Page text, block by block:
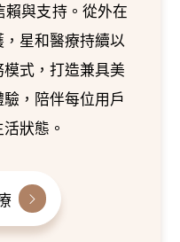
與支持。從外在
星和醫療持續以
式，打造兼具美
，陪伴每位用戶
狀態。